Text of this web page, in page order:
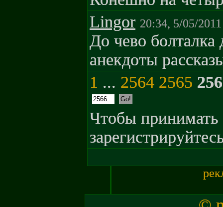
Lingor 20:34, 5/05/2011
До чево болталка
анекдоты
1 ... 2564 2565
Чтобы принимать